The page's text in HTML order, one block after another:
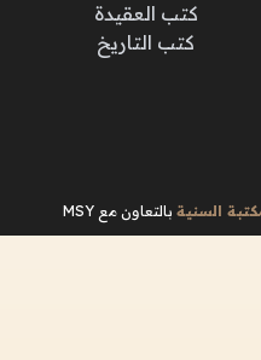
كتب العقيدة
كتب التاريخ
السنية بالتعاون مع MSY